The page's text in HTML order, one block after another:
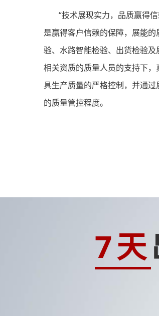
“技术展现实力，品质赢得
是赢得客户信赖的保障，展能
验、水路智能检验、出货检验
相关资质的质量人员的支持下
具生产质量的严格控制，并通
的质量管控程度。
7天